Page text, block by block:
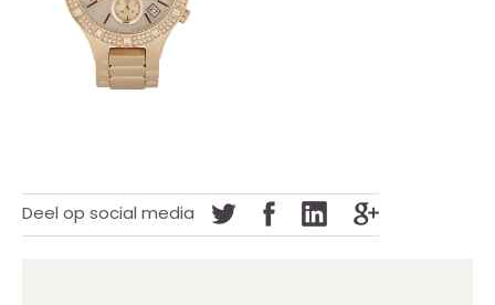
Deel op social media